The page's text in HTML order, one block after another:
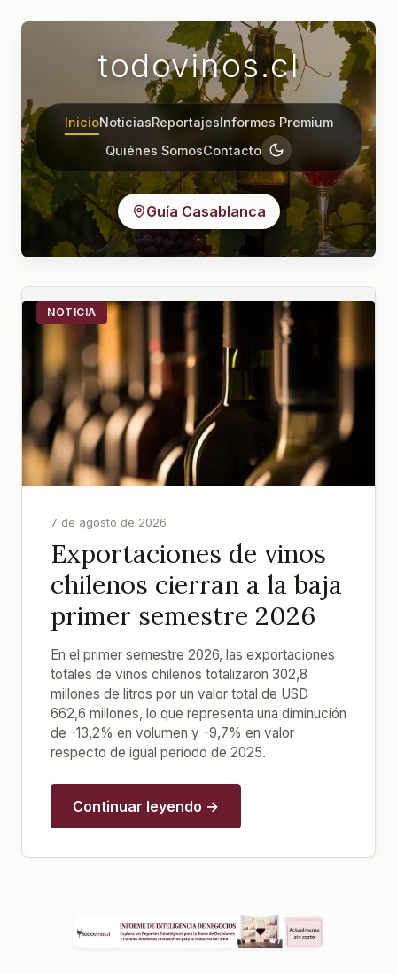
todovinos.cl
InicioNoticiasReportajesInformes Premium
Quiénes SomosContacto
Guía Casablanca
NOTICIA
7 de agosto de 2026
Exportaciones de vinos
chilenos cierran a la baja
primer semestre 2026
En el primer semestre 2026, las exportaciones
totales de vinos chilenos totalizaron 302,8
millones de litros por un valor total de USD
662,6 millones, lo que representa una diminución
de -13,2% en volumen y -9,7% en valor
respecto de igual periodo de 2025.
Continuar leyendo →